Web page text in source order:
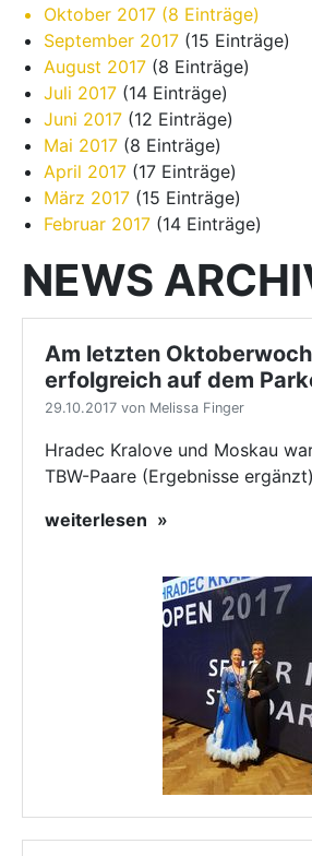
Oktober 2017 (8 Einträge)
September 2017 (15 Einträge)
August 2017 (8 Einträge)
Juli 2017 (14 Einträge)
Juni 2017 (12 Einträge)
Mai 2017 (8 Einträge)
April 2017 (17 Einträge)
März 2017 (15 Einträge)
Februar 2017 (14 Einträge)
NEWS
Am letzten
erfolgreich auf dem
29.10.2017 von Melissa Finger
Hradec Kralove und Moskau
TBW-Paare (Ergebnisse
weiterlesen